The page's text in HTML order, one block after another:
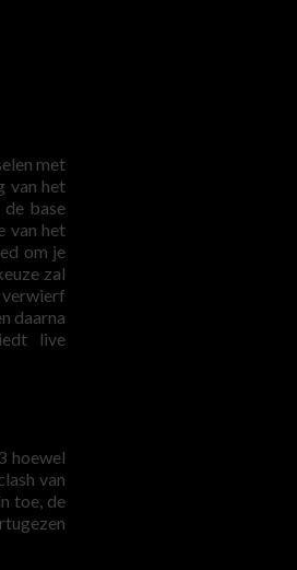
met
van het
base
van het
om je
zal
verwierf
daarna
live
hoewel
van
toe, de